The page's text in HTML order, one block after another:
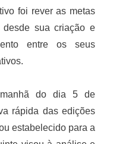
foi rever as metas
desde sua criação e
entre os seus
do dia 5 de
rápida das edições
estabelecido para a